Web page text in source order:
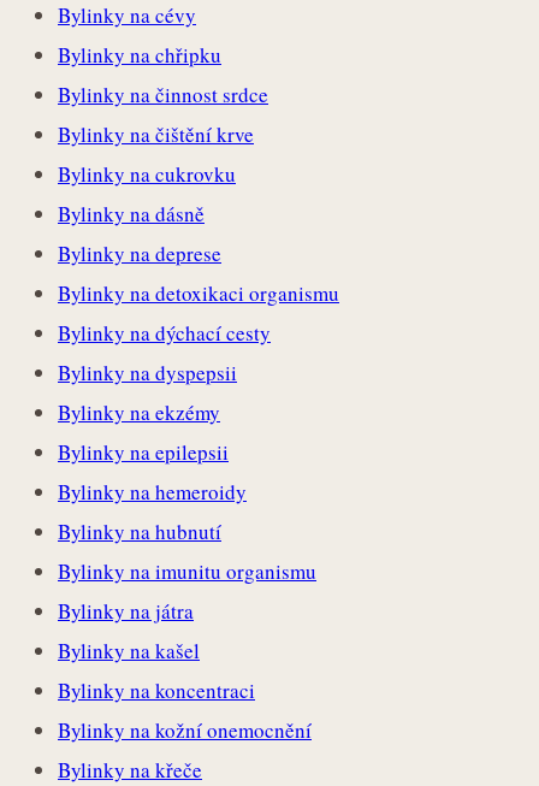
Bylinky na cévy
Bylinky na chřipku
Bylinky na činnost srdce
Bylinky na čištění krve
Bylinky na cukrovku
Bylinky na dásně
Bylinky na deprese
Bylinky na detoxikaci organismu
Bylinky na dýchací cesty
Bylinky na dyspepsii
Bylinky na ekzémy
Bylinky na epilepsii
Bylinky na hemeroidy
Bylinky na hubnutí
Bylinky na imunitu organismu
Bylinky na játra
Bylinky na kašel
Bylinky na koncentraci
Bylinky na kožní onemocnění
Bylinky na křeče